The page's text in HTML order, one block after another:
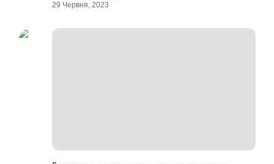
29 Червня, 2023